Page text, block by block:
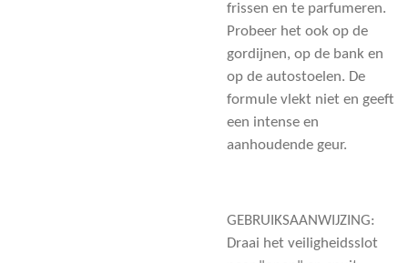
frissen en te parfumeren.
Probeer het ook op de
gordijnen, op de bank en
op de autostoelen. De
formule vlekt niet en geeft
een intense en
aanhoudende geur.
GEBRUIKSAANWIJZING:
Draai het veiligheidsslot